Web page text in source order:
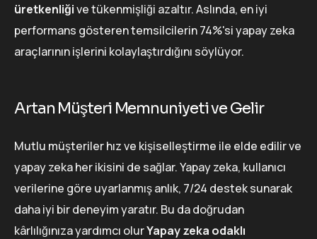
üretkenliğive tükenmişliği azaltır. Aslında, en iyi
performans gösteren temsilcilerin 74%'si yapay zeka
araçlarının işlerini kolaylaştırdığını söylüyor.
Artan Müşteri Memnuniyeti ve Gelir
Mutlu müşteriler hız ve kişiselleştirme ile elde edilir ve
yapay zeka her ikisini de sağlar. Yapay zeka, kullanıcı
verilerine göre uyarlanmış anlık, 7/24 destek sunarak
daha iyi bir deneyim yaratır. Bu da doğrudan
kârlılığınıza yardımcı olurYapay zeka odaklı